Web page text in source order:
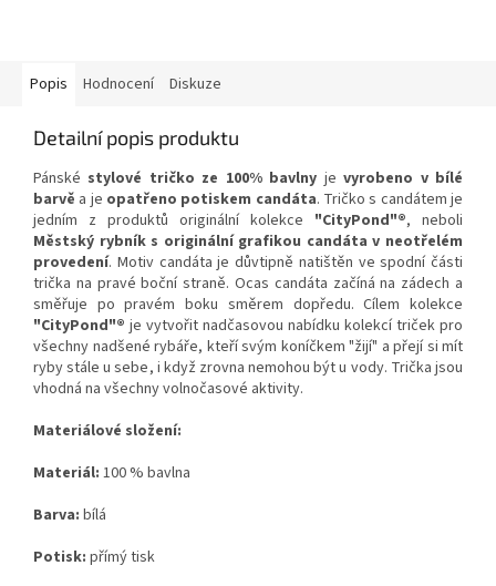
Popis Hodnocení Diskuze
Detailní popis produktu
Pánské stylové tričko ze 100% bavlny jevyrobeno v bílé
barvě a je opatřeno potiskem candáta. Tričko s candátem je
jedním z produktů originální kolekce "CityPond"®, neboli
Městský rybník s originální grafikou candáta v neotřelém
provedení. Motiv candáta je důvtipně natištěn ve spodní části
trička na pravé boční straně. Ocas candáta začíná na zádech a
směřuje po pravém boku směrem dopředu. Cílem kolekce
"CityPond"® je vytvořit nadčasovou nabídku kolekcí triček pro
všechny nadšené rybáře, kteří svým koníčkem "žijí" a přejí si mít
ryby stále u sebe, i když zrovna nemohou být u vody. Trička jsou
vhodná na všechny volnočasové aktivity.
Materiálové složení:
Materiál: 100 % bavlna
Barva: bílá
Potisk: přímý tisk